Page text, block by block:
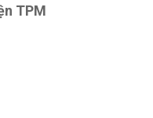
TPM